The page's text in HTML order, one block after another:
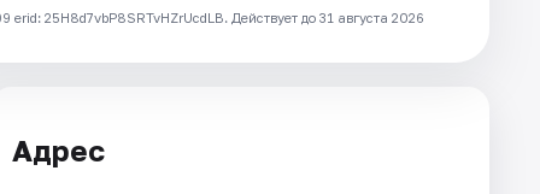
25H8d7vbP8SRTvHZrUcdLB. Действует до 31 августа 2026
Адрес